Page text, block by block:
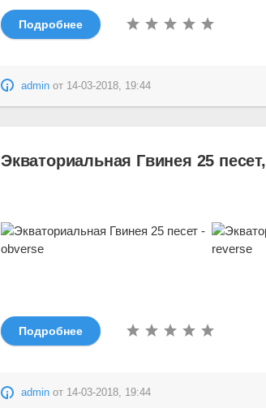
Подробнее
admin от 14-03-2018, 19:44
Экваториальная Гвинея 25
Подробнее
admin от 14-03-2018, 19:44